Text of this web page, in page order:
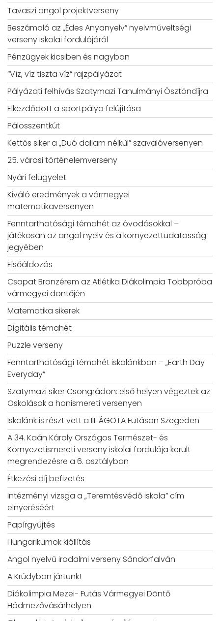
Tavaszi angol projektverseny
Beszámoló az „Édes Anyanyelv” nyelvműveltségi
verseny iskolai fordulójáról
Pénzügyek kicsiben és nagyban
“Víz, víz tiszta víz” rajzpályázat
Pályázati felhívás Szatymazi Tanulmányi Ösztöndíjra
Elkezdődött a sportpálya felújítása
Pálosszentkút
Kettős siker a „Duó dallam nélkül” szavalóversenyen
25. városi történelemverseny
Nyári felügyelet
Kiváló eredmények a vármegyei
matematikaversenyen
Fenntarthatósági témahét az óvodásokkal –
játékosan az angol nyelv és a környezettudatosság
jegyében
Elsőáldozás
Csapat Bronzérem az Atlétika Diákolimpia Többpróba
vármegyei döntőjén
Matematika sikerek
Digitális témahét
Puzzle verseny
Fenntarthatósági témahét iskolánkban – „Earth Day
Everyday”
Szatymazi siker Csongrádon: első helyen végeztek az
Oskolások a honismereti versenyen
Iskolánk is részt vett a III. ÁGOTA Futáson Szegeden
A 34. Kaán Károly Országos Természet- és
Környezetismereti verseny iskolai fordulója került
megrendezésre a 6. osztályban
Étkezési díj befizetés
Intézményi vizsga a „Teremtésvédő iskola” cím
elnyeréséért
Papírgyűjtés
Hungarikumok kiállítás
Angol nyelvű irodalmi verseny Sándorfalván
A Krúdyban jártunk!
Diákolimpia Mezei- Futás Vármegyei Döntő
Hódmezővásárhelyen